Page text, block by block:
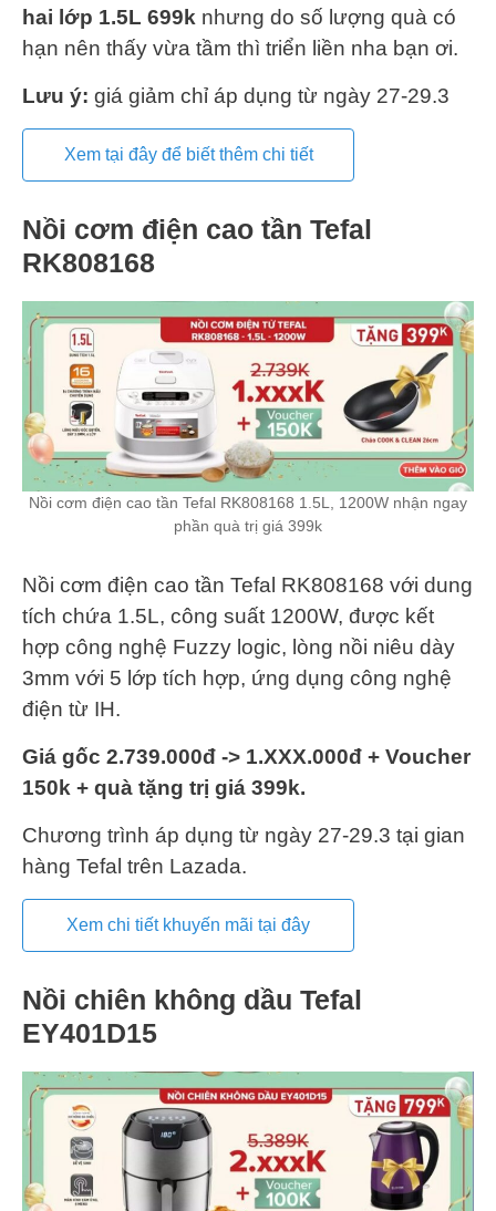
hai lớp 1.5L 699k nhưng do số lượng quà có
hạn nên thấy vừa tầm thì triển liền nha bạn ơi.
Lưu ý: giá giảm chỉ áp dụng từ ngày 27-29.3
Xem tại đây để biết thêm chi tiết
Nồi cơm điện cao tần Tefal
RK808168
Nồi cơm điện cao tần Tefal RK808168 1.5L, 1200W nhận ngay
phần quà trị giá 399k
Nồi cơm điện cao tần Tefal RK808168 với dung
tích chứa 1.5L, công suất 1200W, được kết
hợp công nghệ Fuzzy logic, lòng nồi niêu dày
3mm với 5 lớp tích hợp, ứng dụng công nghệ
điện từ IH.
Giá gốc 2.739.000đ -> 1.XXX.000đ + Voucher
150k + quà tặng trị giá 399k.
Chương trình áp dụng từ ngày 27-29.3 tại gian
hàng Tefal trên Lazada.
Xem chi tiết khuyến mãi tại đây
Nồi chiên không dầu Tefal
EY401D15